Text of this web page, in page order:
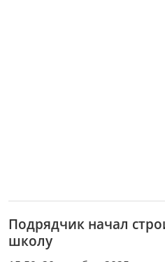
Подрядчик начал
школу